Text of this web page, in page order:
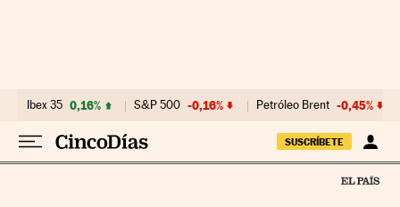
Ibex 35 0,16% S&P 500 -0,16% Petróleo Brent -0,45%
SUSCRÍBETE